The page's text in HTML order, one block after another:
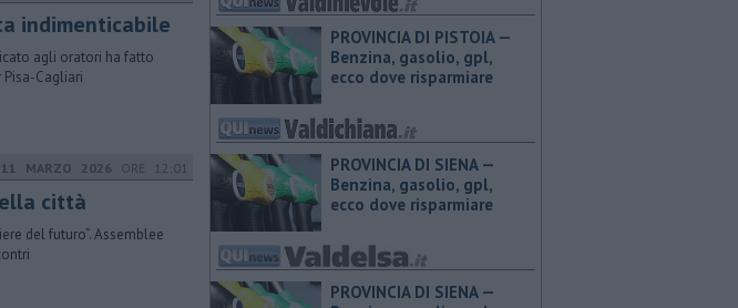
indimenticabile
agli oratori ha fatto
Cagliari
11 MARZO 2026 ORE 12:01
città
del futuro”. Assemblee
PROVINCIA DI PISTOIA — ​
Benzina, gasolio, gpl,
ecco dove risparmiare
PROVINCIA DI SIENA — ​
Benzina, gasolio, gpl,
ecco dove risparmiare
PROVINCIA DI SIENA — ​